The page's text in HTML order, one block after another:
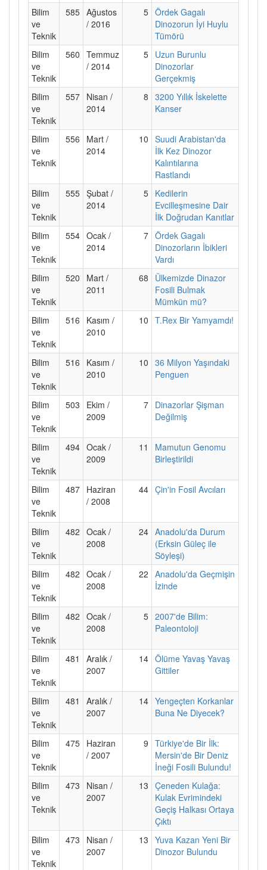
Bilim
ve
Teknik
585 Ağustos
/ 2016
5 Ördek Gagalı
Dinozorun İyi Huylu
Tümörü
Bilim
ve
Teknik
560 Temmuz
/ 2014
5 Uzun Burunlu
Dinozorlar
Gerçekmiş
Bilim
ve
Teknik
557 Nisan /
2014
8 3200 Yıllık İskelette
Kanser
Bilim
ve
Teknik
556
Mart /
2014
10 Suudi Arabistan'da
İlk Kez Dinozor
Kalıntılarına
Rastlandı
Bilim
ve
Teknik
555 Şubat /
2014
5 Kedilerin
Evcilleşmesine Dair
İlk Doğrudan Kanıtlar
Bilim
ve
Teknik
554 Ocak /
2014
7 Ördek Gagalı
Dinozorların İbikleri
Vardı
Bilim
ve
Teknik
520
Mart /
2011
68
Ülkemizde Dinazor
Fosili Bulmak
Mümkün mü?
Bilim
ve
Teknik
516
Kasım /
2010
10 T.Rex Bir Yamyamdı!
Bilim
ve
Teknik
516
Kasım /
2010
10 36 Milyon Yaşındaki
Penguen
Bilim
ve
Teknik
503
Ekim /
2009
7 Dinazorlar Şişman
Değilmiş
Bilim
ve
Teknik
494 Ocak /
2009
11
Mamutun Genomu
Birleştirildi
Bilim
ve
Teknik
487 Haziran
/ 2008
44 Çin'in Fosil Avcıları
Bilim
ve
Teknik
482 Ocak /
2008
24 Anadolu'da Durum
(Erksin Güleç ile
Söyleşi)
Bilim
ve
Teknik
482 Ocak /
2008
22 Anadolu'da Geçmişin
İzinde
Bilim
ve
Teknik
482 Ocak /
2008
5 2007'de Bilim:
Paleontoloji
Bilim
ve
Teknik
481
Aralık /
2007
14 Ölüme Yavaş Yavaş
Gittiler
Bilim
ve
Teknik
481
Aralık /
2007
14 Yengeçten Korkanlar
Buna Ne Diyecek?
Bilim
ve
Teknik
475 Haziran
/ 2007
9 Türkiye'de Bir İlk:
Mersin'de Bir Deniz
İneği Fosili Bulundu!
Bilim
ve
Teknik
473
Nisan /
2007
13 Çeneden Kulağa:
Kulak Evrimindeki
Geçiş Halkası Ortaya
Çıktı
Bilim
ve
Teknik
473
Nisan /
2007
13 Yuva Kazan Yeni Bir
Dinozor Bulundu